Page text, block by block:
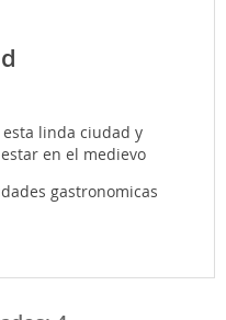
linda ciudad y
en el medievo
gastronomicas